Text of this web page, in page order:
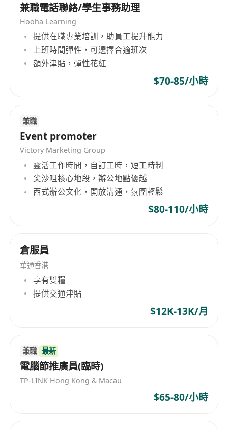
兼職電話聯絡/學生事務助理
Hooha Learning
提供在職專業培訓，助員工提升能力
上班時間彈性，可選擇合適班次
額外津貼，彈性花紅
$70-85/小時
兼職
Event promoter
Victory Marketing Group
靈活工作時間，自訂工時，短工時制
尖沙咀核心地段，辦公地點優越
西式辦公文化，開放溝通，氛圍輕鬆
$80-110/小時
倉服員
華通香港
享有雙糧
提供交通津貼
$12K-13K/月
兼職 最新
電腦節推廣員(臨時)
TP-LINK Hong Kong & Macau
$65-80/小時